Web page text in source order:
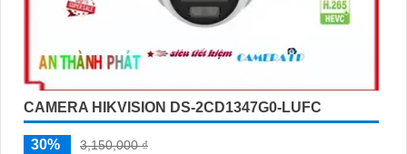
CAMERA HIKVISION DS-2CD1347G0-LUFC
30%
3,150,000 ₫